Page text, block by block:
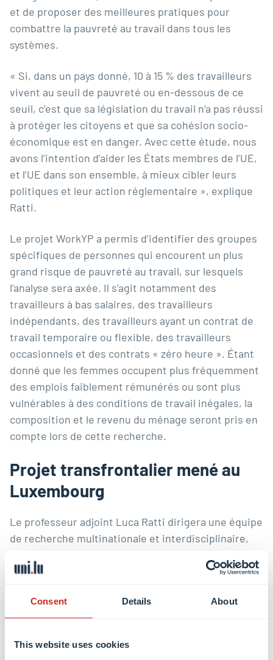
Consent Details About
This website uses cookies
et de proposer des meilleures pratiques pour
combattre la pauvreté au travail dans tous les
systèmes.
« Si, dans un pays donné, 10 à 15 % des travailleurs
vivent au seuil de pauvreté ou en-dessous de ce
seuil, c’est que sa législation du travail n’a pas réussi
à protéger les citoyens et que sa cohésion socio-
économique est en danger. Avec cette étude, nous
avons l’intention d’aider les États membres de l’UE,
et l’UE dans son ensemble, à mieux cibler leurs
politiques et leur action réglementaire », explique
Ratti.
Le projet WorkYP a permis d’identifier des groupes
spécifiques de personnes qui encourent un plus
grand risque de pauvreté au travail, sur lesquels
l’analyse sera axée. Il s’agit notamment des
travailleurs à bas salaires, des travailleurs
indépendants, des travailleurs ayant un contrat de
travail temporaire ou flexible, des travailleurs
occasionnels et des contrats « zéro heure ». Étant
donné que les femmes occupent plus fréquemment
des emplois faiblement rémunérés ou sont plus
vulnérables à des conditions de travail inégales, la
composition et le revenu du ménage seront pris en
compte lors de cette recherche.
Projet transfrontalier mené au
Luxembourg
Le professeur adjoint Luca Ratti dirigera une équipe
de recherche multinationale et interdisciplinaire,
européennes (Francfort, Bologne, Louvain,
trois institutions des droits sociaux actives en
Europe.Conchita D’Ambrosio